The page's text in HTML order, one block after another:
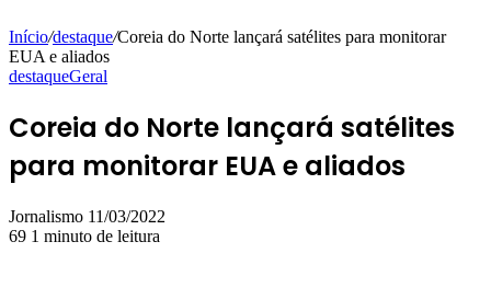
Início/destaque/Coreia do Norte lançará satélites para monitorar
EUA e aliados
destaqueGeral
Coreia do Norte lançará satélites
para monitorar EUA e aliados
Jornalismo Mande
um
11/03/2022
69 1 minuto de leitura